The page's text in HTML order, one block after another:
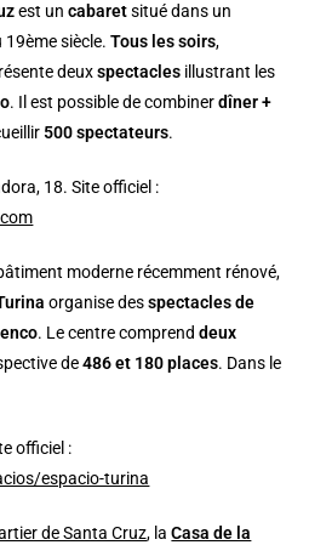
est uncabaretsitué dans un
19ème siècle.Tous les soirs,
deuxspectacles illustrant les
. Il est possible de combinerdîner +
500 spectateurs.
18. Site officiel :
moderne récemment rénové,
organise desspectacles de
. Le centre comprenddeux
de486 et 180 places. Dans le
officiel :
espacio-turina
de Santa Cruz, laCasa de la